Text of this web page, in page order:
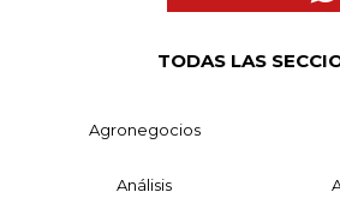
TODAS LAS
Agronegocios
Análisis